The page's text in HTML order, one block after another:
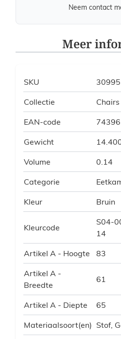
Neem contact
Meer
SKU 30995
Collectie Chairs
EAN-code
Gewicht
Volume 0.14
Categorie
Kleur Bruin
Kleurcode
S04-
14
Artikel A - Hoogte 83
Artikel A -
Breedte
61
Artikel A - Diepte 65
Materiaalsoort(en) Stof,